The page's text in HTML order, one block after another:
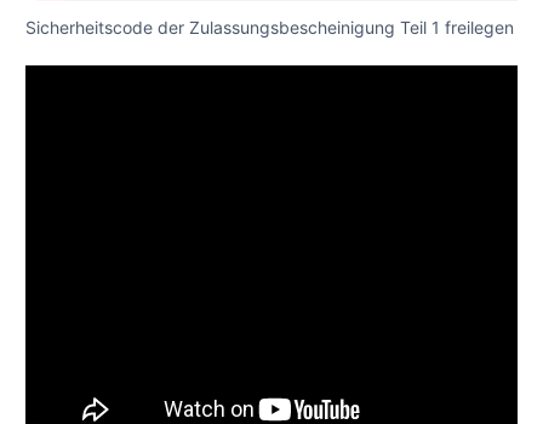
Sicherheitscode der Zulassungsbescheinigung Teil 1 freilegen